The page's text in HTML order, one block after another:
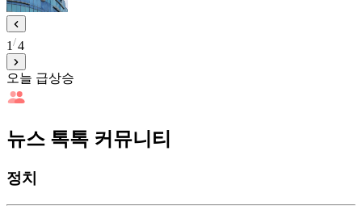
1 4
오늘 급상승
뉴스 톡톡 커뮤니티
정치